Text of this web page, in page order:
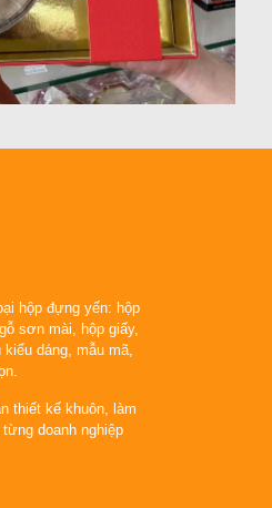
hộp đựng yến: hộp
sơn mài, hộp giấy,
dáng, mẫu mã,
thiết kế khuôn, làm
doanh nghiệp